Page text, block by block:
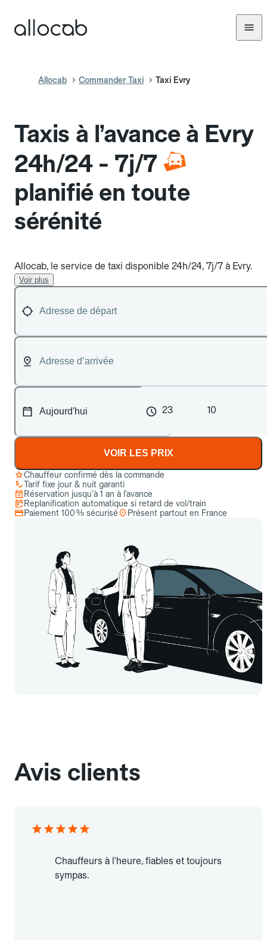
Allocab Commander Taxi Taxi Evry
Taxis à l’avance à Evry
24h/24 - 7j/7
planifié en toute
sérénité
Allocab, le service de taxi disponible 24h/24, 7j/7 à Evry.
Voir plus
23 10
VOIR LES PRIX
Chauffeur confirmé dès la commande
Tarif fixe jour & nuit garanti
Réservation jusqu’à 1 an à l’avance
Replanification automatique si retard de vol/train
Paiement 100 % sécurisé
Présent partout en France
Avis clients
Chauffeurs à l'heure, fiables et toujours
sympas.